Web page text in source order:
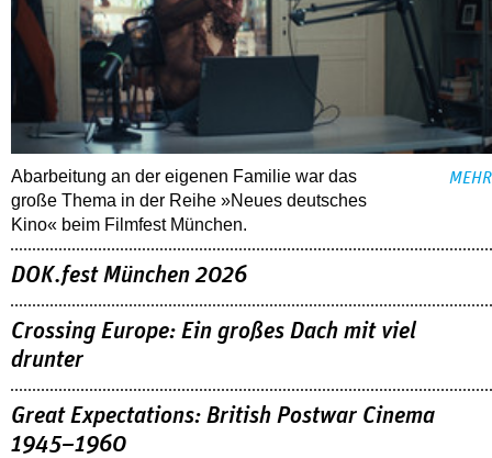
Abarbeitung an der eigenen Familie war das
große Thema in der Reihe »Neues deutsches
Kino« beim Filmfest München.
MEHR
DOK.fest München 2026
Crossing Europe: Ein großes Dach mit viel
drunter
Great Expectations: British Postwar Cinema
1945–1960